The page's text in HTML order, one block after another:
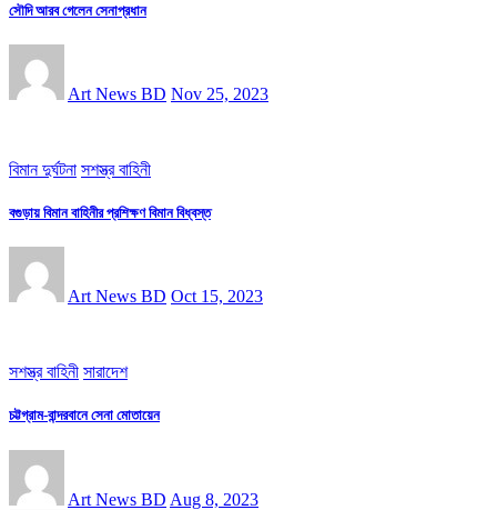
সৌদি আরব গেলেন সেনাপ্রধান
Art News BD Nov 25, 2023
বিমান দুর্ঘটনা সশস্ত্র বাহিনী
বগুড়ায় বিমান বাহিনীর প্রশিক্ষণ বিমান বিধ্বস্ত
Art News BD Oct 15, 2023
সশস্ত্র বাহিনী সারাদেশ
চট্টগ্রাম-বান্দরবানে সেনা মোতায়েন
Art News BD Aug 8, 2023